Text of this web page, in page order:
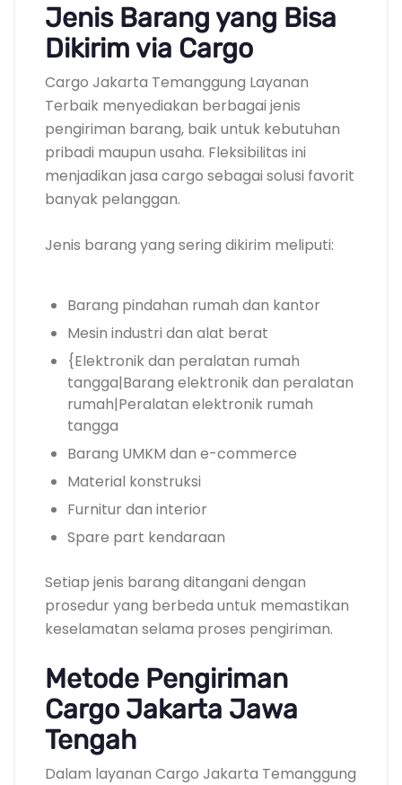
Jenis Barang yang Bisa
Dikirim via Cargo
Cargo Jakarta Temanggung Layanan
Terbaik menyediakan berbagai jenis
pengiriman barang, baik untuk kebutuhan
pribadi maupun usaha. Fleksibilitas ini
menjadikan jasa cargo sebagai solusi favorit
banyak pelanggan.
Jenis barang yang sering dikirim meliputi:
Barang pindahan rumah dan kantor
Mesin industri dan alat berat
{Elektronik dan peralatan rumah
tangga|Barang elektronik dan peralatan
rumah|Peralatan elektronik rumah
tangga
Barang UMKM dan e-commerce
Material konstruksi
Furnitur dan interior
Spare part kendaraan
Setiap jenis barang ditangani dengan
prosedur yang berbeda untuk memastikan
keselamatan selama proses pengiriman.
Metode Pengiriman
Cargo Jakarta Jawa
Tengah
Dalam layanan Cargo Jakarta Temanggung